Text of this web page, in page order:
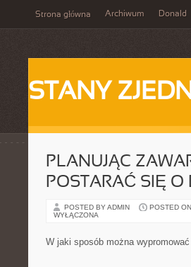
Strona główna Archiwum Donald
STANY
PLANUJĄC
POSTARAĆ SIĘ
POSTED BY ADMIN POSTED
WYŁĄCZONA
W jaki sposób można